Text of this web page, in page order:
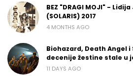
BEZ "DRAGI MOJI" -
(SOLARIS) 2017
4 MONTHS AGO
Biohazard, Death Angel i
decenije žestine stale u
11 DAYS AGO